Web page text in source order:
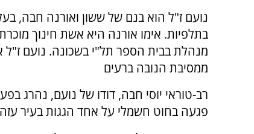
נועם ז"ל הוא בנם של ששון ואורנה חבה,
בתלפיות. אימו אורנה היא אשת חינוך
מנהלת בבית הספר תל"י בשכונה. נועם
ממסיבת הנובה ברעים
פגעה בחוט חשמלי על אחד הגגות בעיר